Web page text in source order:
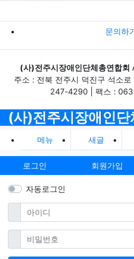
문의하
(사)전주시장애인단체총연합회
주소 : 전북 전주시 덕진구 석소
247-4290 | 팩스 :
(사)전주시장애인단
메뉴 새글
로그인 회원가입
자동로그인
아이디필수
비밀번호필수